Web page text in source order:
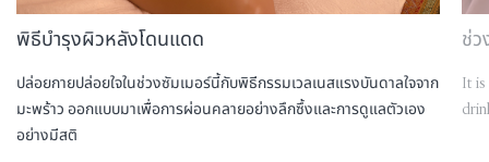
พิธีบำรุงผิวหลังโดนแดด
ปล่อยกายปล่อยใจในช่วงซัมเมอร์นี้กับพิธีกรรมเวลเนสแรงบันดาลใจจาก
มะพร้าว ออกแบบมาเพื่อการผ่อนคลายอย่างลึกซึ้งและการดูแลตัวเอง
อย่างมีสติ
ช่ว
It